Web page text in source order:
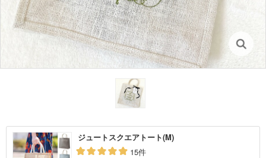
ジュートスクエアトート(M)
15件